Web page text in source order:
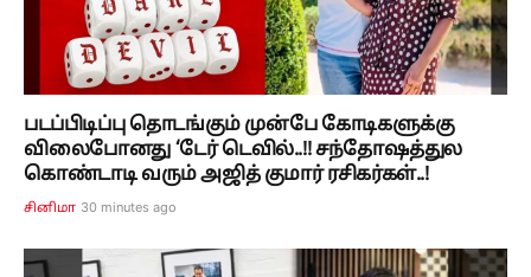
படப்பிடிப்பு தொடங்கும் முன்பே கோடிகளுக்கு
விலைபோனது ‘டேர் டெவில்..!! சந்தோஷத்துல
கொண்டாடி வரும் அஜித் குமார் ரசிகர்கள்..!
சினிமா 30 minutes ago